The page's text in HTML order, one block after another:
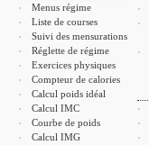
Menus régime
Liste de courses
Suivi des mensurations
Réglette de régime
Exercices physiques
Compteur de calories
Calcul poids idéal
Calcul IMC
Courbe de poids
Calcul IMG